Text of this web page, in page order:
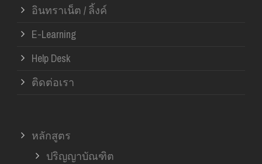
อินทราเน็ต / ลิ้งค์
E-Learning
Help Desk
ติดต่อเรา
หลักสูตร
ปริญญาบัณฑิต